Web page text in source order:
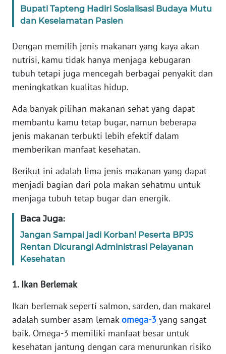
Bupati Tapteng Hadiri Sosialisasi Budaya Mutu
dan Keselamatan Pasien
Dengan memilih jenis makanan yang kaya akan
nutrisi, kamu tidak hanya menjaga kebugaran
tubuh tetapi juga mencegah berbagai penyakit dan
meningkatkan kualitas hidup.
Ada banyak pilihan makanan sehat yang dapat
membantu kamu tetap bugar, namun beberapa
jenis makanan terbukti lebih efektif dalam
memberikan manfaat kesehatan.
Berikut ini adalah lima jenis makanan yang dapat
menjadi bagian dari pola makan sehatmu untuk
menjaga tubuh tetap bugar dan energik.
Baca Juga:
Jangan Sampai jadi Korban! Peserta BPJS
Rentan Dicurangi Administrasi Pelayanan
Kesehatan
1. Ikan Berlemak
Ikan berlemak seperti salmon, sarden, dan makarel
adalah sumber asam lemak omega-3 yang sangat
baik. Omega-3 memiliki manfaat besar untuk
kesehatan jantung dengan cara menurunkan risiko
TENTANG
KAMI
PEDOMAN
MEDIA
SIBER
KARIR
DISCLAIMER
Wahana
News
Regional
WN
SUMUT
WN
JABAR
WN
BANTEN